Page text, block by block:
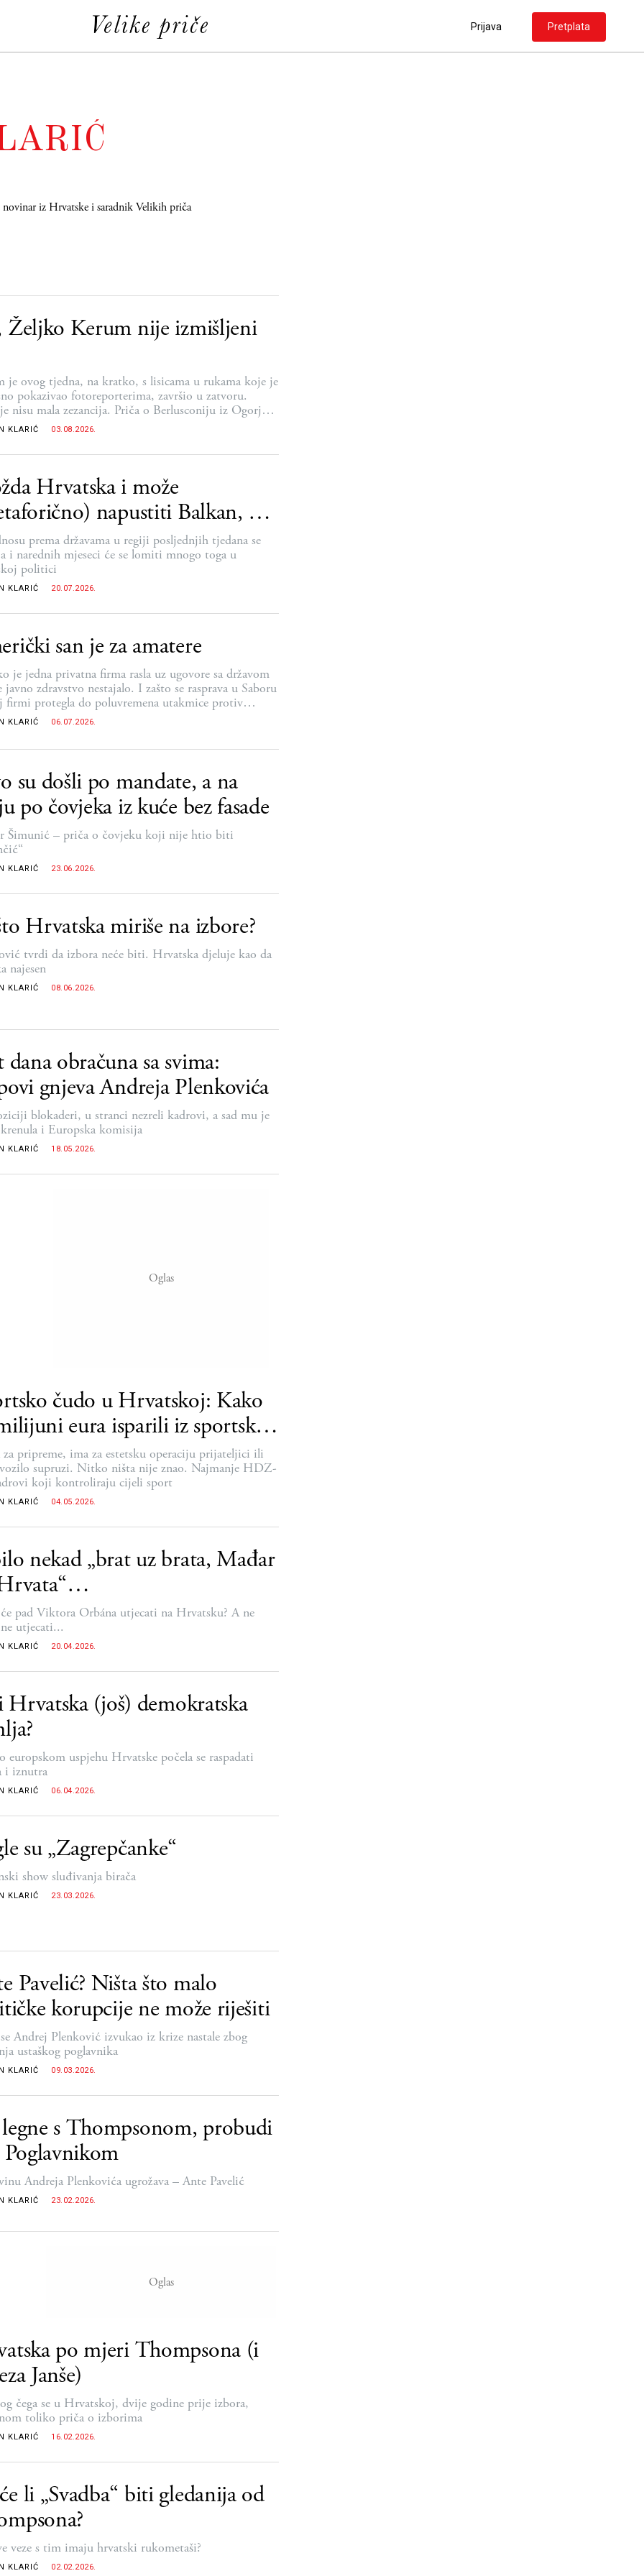
Prijava Pretplata
novinar iz Hrvatske i saradnik Velikih priča
Željko Kerum nije izmišljeni
je ovog tjedna, na kratko, s lisicama u rukama koje je
pokazivao fotoreporterima, završio u zatvoru.
nisu mala zezancija. Priča o Berlusconiju iz Ogorja
je od živopisnijih crtica balkanske tranzicije
KLARIĆ 03.08.2026.
Hrvatska i može
napustiti Balkan, ali
neće napustiti Hrvatsku
prema državama u regiji posljednjih tjedana se
i narednih mjeseci će se lomiti mnogo toga u
politici
KLARIĆ 20.07.2026.
san je za amatere
je jedna privatna firma rasla uz ugovore sa državom
zdravstvo nestajalo. I zašto se rasprava u Saboru
firmi protegla do poluvremena utakmice protiv
na Mundijalu
KLARIĆ 06.07.2026.
su došli po mandate, a na
po čovjeka iz kuće bez fasade
Šimunić – priča o čovjeku koji nije htio biti
KLARIĆ 23.06.2026.
Hrvatska miriše na izbore?
tvrdi da izbora neće biti. Hrvatska djeluje kao da
najesen
KLARIĆ 08.06.2026.
dana obračuna sa svima:
gnjeva Andreja Plenkovića
blokaderi, u stranci nezreli kadrovi, a sad mu je
i Europska komisija
KLARIĆ 18.05.2026.
čudo u Hrvatskoj: Kako
eura isparili iz sportskih
za pripreme, ima za estetsku operaciju prijateljici ili
supruzi. Nitko ništa nije znao. Najmanje HDZ-
koji kontroliraju cijeli sport
KLARIĆ 04.05.2026.
nekad „brat uz brata, Mađar
pad Viktora Orbána utjecati na Hrvatsku? A ne
utjecati...
KLARIĆ 20.04.2026.
Hrvatska (još) demokratska
europskom uspjehu Hrvatske počela se raspadati
i iznutra
KLARIĆ 06.04.2026.
su „Zagrepčanke“
show sluđivanja birača
KLARIĆ 23.03.2026.
Pavelić? Ništa što malo
korupcije ne može riješiti
Andrej Plenković izvukao iz krize nastale zbog
ustaškog poglavnika
KLARIĆ 09.03.2026.
s Thompsonom, probudi
Poglavnikom
Andreja Plenkovića ugrožava – Ante Pavelić
KLARIĆ 23.02.2026.
po mjeri Thompsona (i
Janše)
čega se u Hrvatskoj, dvije godine prije izbora,
toliko priča o izborima
KLARIĆ 16.02.2026.
li „Svadba“ biti gledanija od
veze s tim imaju hrvatski rukometaši?
KLARIĆ 02.02.2026.